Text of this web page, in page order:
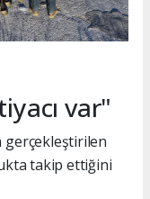
var"
gerçekleştirilen
takip ettiğini